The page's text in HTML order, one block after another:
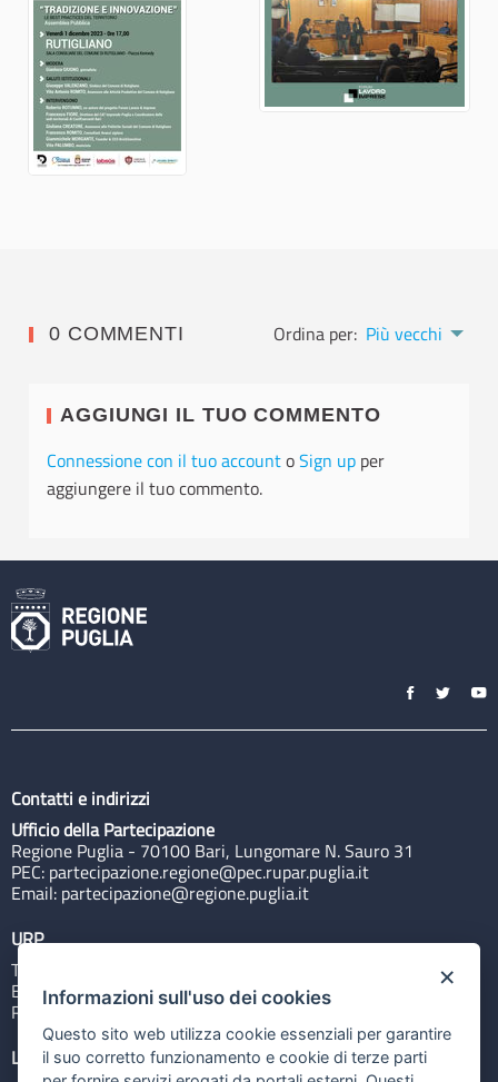
0 COMMENTI Ordina per: Più vecchi
AGGIUNGI IL TUO COMMENTO
Connessione con il tuo accountoSign up per
aggiungere il tuo commento.
Contatti e indirizzi
Ufficio della Partecipazione
Regione Puglia - 70100 Bari, Lungomare N. Sauro 31
PEC: partecipazione.regione@pec.rupar.puglia.it
Email: partecipazione@regione.puglia.it
URP
Tel: 800713939
Email:quiregione@regione.puglia.it
Rubrica
Link utili
×
Informazioni sull'uso dei cookies
Questo sito web utilizza cookie essenziali per garantire
il suo corretto funzionamento e cookie di terze parti